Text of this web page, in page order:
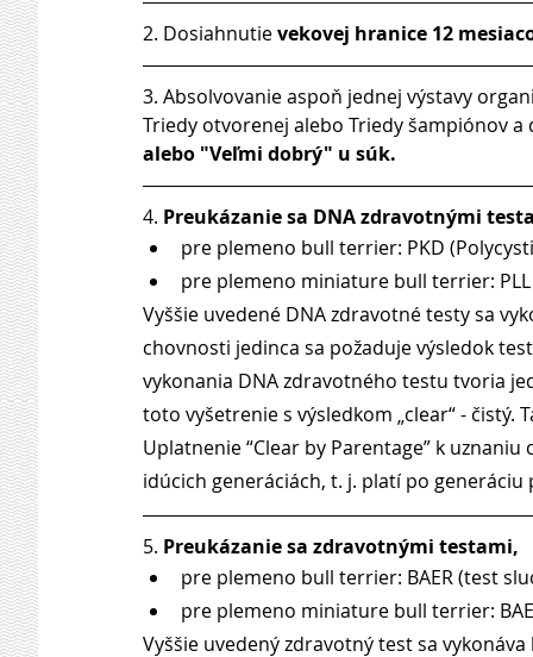
2. Dosiahnutie vekovej hranice 12
3. Absolvovanie aspoň jednej výstavy
Triedy otvorenej alebo Triedy šampiónov
alebo "Veľmi dobrý" u súk.
4. Preukázanie sa DNA zdravotnými
pre plemeno bull terrier: PKD
pre plemeno miniature bull terrier:
Vyššie uvedené DNA zdravotné testy sa
chovnosti jedinca sa požaduje výsledok
vykonania DNA zdravotného testu tvoria
toto vyšetrenie s výsledkom „clear“ - čistý.
Uplatnenie “Clear by Parentage” k
idúcich generáciách, t. j. platí po
5. Preukázanie sa zdravotnými testami,
pre plemeno bull terrier: BAER (test
pre plemeno miniature bull terrier:
Vyššie uvedený zdravotný test sa